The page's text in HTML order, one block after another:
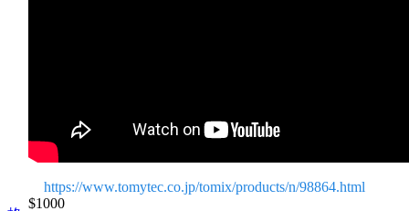
https://www.tomytec.co.jp/tomix/products/n/98864.html
$1000